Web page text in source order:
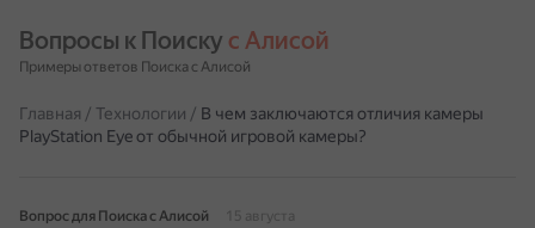
Вопросы к Поиску с Алисой
Примеры ответов Поиска с Алисой
Главная / Технологии / В чем заключаются отличия камеры
PlayStation Eye от обычной игровой камеры?
Вопрос для Поиска с Алисой
15 августа